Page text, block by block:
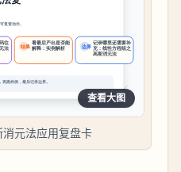
查看大图
元法应用复盘卡